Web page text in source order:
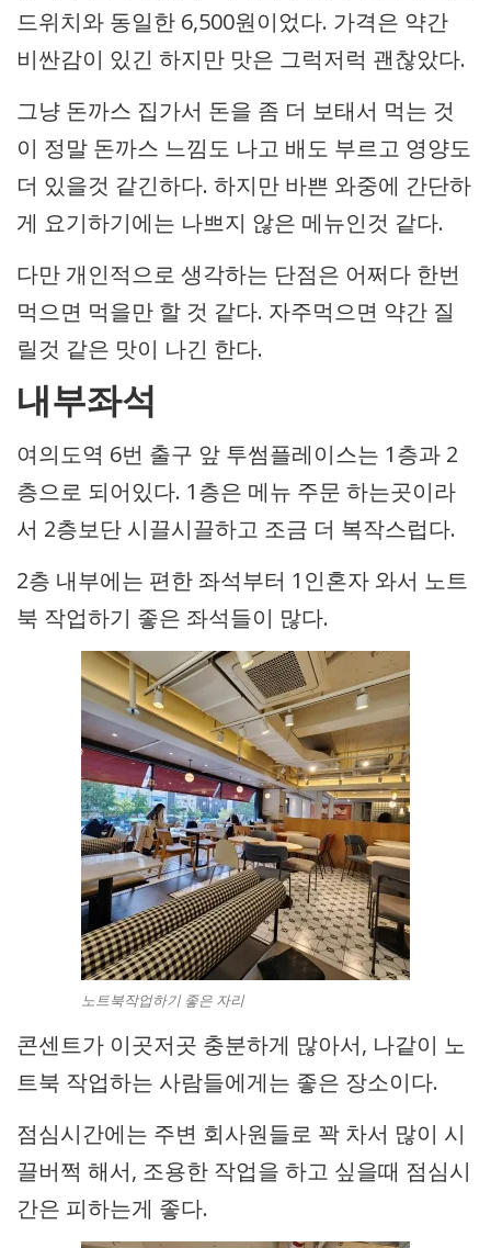
드위치와 동일한 6,500원이었다. 가격은 약간
비싼감이 있긴 하지만 맛은 그럭저럭 괜찮았다.
그냥 돈까스 집가서 돈을 좀 더 보태서 먹는 것
이 정말 돈까스 느낌도 나고 배도 부르고 영양도
더 있을것 같긴하다. 하지만 바쁜 와중에 간단하
게 요기하기에는 나쁘지 않은 메뉴인것 같다.
다만 개인적으로 생각하는 단점은 어쩌다 한번
먹으면 먹을만 할 것 같다. 자주먹으면 약간 질
릴것 같은 맛이 나긴 한다.
내부좌석
여의도역 6번 출구 앞 투썸플레이스는 1층과 2
층으로 되어있다. 1층은 메뉴 주문 하는곳이라
서 2층보단 시끌시끌하고 조금 더 복작스럽다.
2층 내부에는 편한 좌석부터 1인혼자 와서 노트
북 작업하기 좋은 좌석들이 많다.
노트북작업하기 좋은 자리
콘센트가 이곳저곳 충분하게 많아서, 나같이 노
트북 작업하는 사람들에게는 좋은 장소이다.
점심시간에는 주변 회사원들로 꽉 차서 많이 시
끌버쩍 해서, 조용한 작업을 하고 싶을때 점심시
간은 피하는게 좋다.